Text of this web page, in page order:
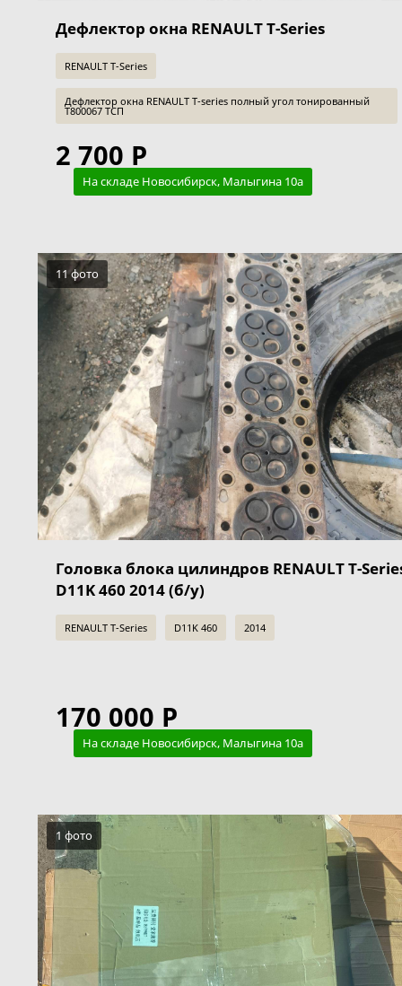
Дефлектор окна RENAULT T-Series
RENAULT T-Series
Дефлектор окна RENAULT T-series полный угол тонированный
T800067 ТСП
2 700 Р
На складе Новосибирск, Малыгина 10а
11 фото
Головка блока цилиндров RENAULT T-
D11K 460 2014 (б/у)
RENAULT T-Series D11K 460 2014
170 000 Р
На складе Новосибирск, Малыгина 10а
1 фото